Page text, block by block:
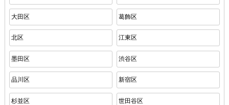
大田区 葛飾区
北区 江東区
墨田区 渋谷区
品川区 新宿区
杉並区 世田谷区